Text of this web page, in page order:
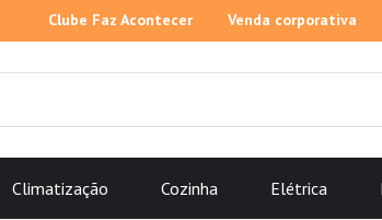
Clube Faz Acontecer Venda corporativa
Climatização Cozinha Elétrica